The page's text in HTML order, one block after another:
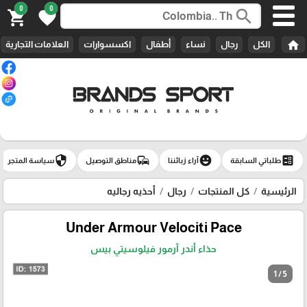
search
0
favorite
0
shopping_cart
home الكل رجال نساء أطفال اكسسوارات العلامات التجارية
ballotطلباتي السابقة emoji_emotionsآراء زبائننا commuteمناطق التوصيل securityسياسة المتجر
الرئيسية كل المنتجات رجال أحذيه رجاليه
Under Armour Velociti Pace
حذاء أندر آرمور فيلوسيتي بيس
1 / 5